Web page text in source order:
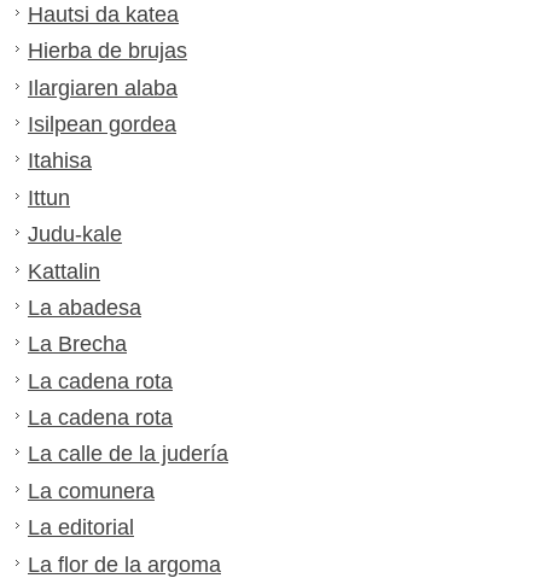
Hautsi da katea
Hierba de brujas
Ilargiaren alaba
Isilpean gordea
Itahisa
Ittun
Judu-kale
Kattalin
La abadesa
La Brecha
La cadena rota
La cadena rota
La calle de la judería
La comunera
La editorial
La flor de la argoma